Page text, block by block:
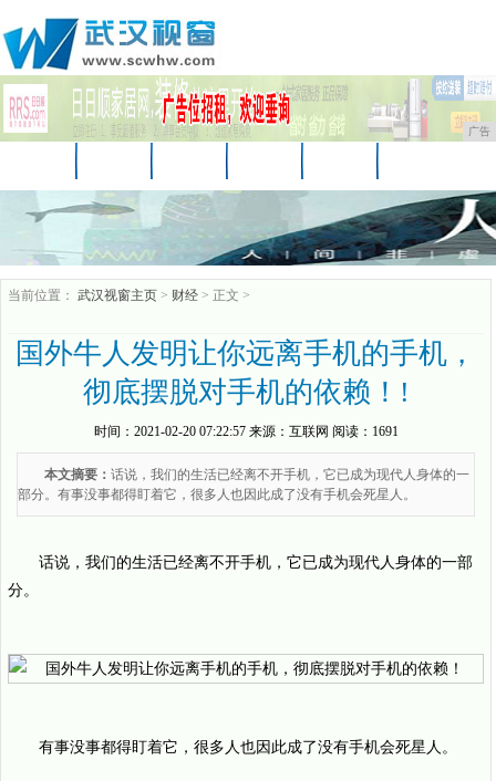
广告
家居 企业
当前位置： 武汉视窗主页 > 财经 > 正文 >
国外牛人发明让你远离手机的手机，
彻底摆脱对手机的依赖！!
时间： 2021-02-20 07:22:57来源： 互联网 阅读：1691
本文摘要： 话说，我们的生活已经离不开手机，它已成为现代人身体的一
部分。有事没事都得盯着它，很多人也因此成了没有手机会死星人。
话说，我们的生活已经离不开手机，它已成为现代人身体的一部
分。
有事没事都得盯着它，很多人也因此成了没有手机会死星人。